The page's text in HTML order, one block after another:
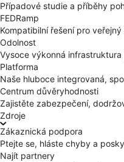
Případové studie a příběhy
FEDRamp
Kompatibilní řešení pro
Odolnost
Vysoce výkonná
Platforma
Naše hluboce integrovaná,
Centrum důvěryhodnosti
Zajistěte zabezpečení,
Zdroje
Zákaznická podpora
Ptejte se, hláste chyby a
Najít partnery